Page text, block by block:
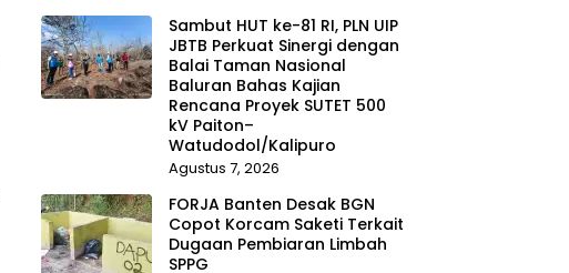
Sambut HUT ke-81 RI, PLN UIP
JBTB Perkuat Sinergi dengan
Balai Taman Nasional
Baluran Bahas Kajian
Rencana Proyek SUTET 500
kV Paiton–
Watudodol/Kalipuro
Agustus 7, 2026
FORJA Banten Desak BGN
Copot Korcam Saketi Terkait
Dugaan Pembiaran Limbah
SPPG